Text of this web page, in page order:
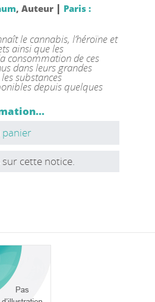
, Auteur | Paris :
le cannabis, l’héroïne et
ainsi que les
consommation de ces
dans leurs grandes
substances
depuis quelques
sur cette notice.